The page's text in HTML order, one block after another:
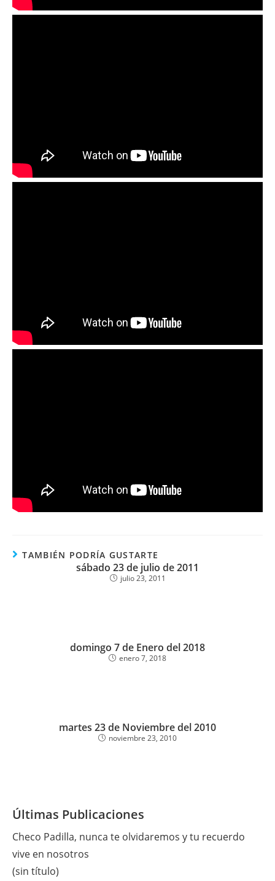
TAMBIÉN PODRÍA GUSTARTE
sábado 23 de julio de 2011
julio 23, 2011
domingo 7 de Enero del 2018
enero 7, 2018
martes 23 de Noviembre del 2010
noviembre 23, 2010
Últimas Publicaciones
Checo Padilla, nunca te olvidaremos y tu recuerdo
vive en nosotros
(sin título)